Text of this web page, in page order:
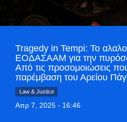
World
Greece
Style Adorés
Entertainment
Tragedy in Tempi: Το
ΕΟΔΑΣΑΑΜ για την
Από τις προσομοιώσεις
παρέμβαση του Αρείου
Law & Justice
Απρ 7, 2025 - 16:46